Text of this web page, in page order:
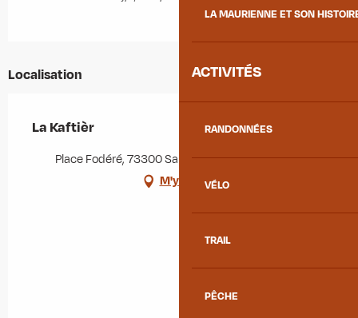
LA MAURIENNE ET SON
ACTIVITÉS
RANDONNÉES
VÉLO
TRAIL
PÊCHE
Localisation
La Kaftièr
Place Fodéré, 73300 Saint-Jean-de-Maurienne
M'y rendre